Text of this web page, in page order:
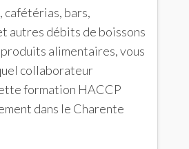
cafétérias, bars,
autres débits de boissons
alimentaires, vous
collaborateur
formation HACCP
dans le Charente